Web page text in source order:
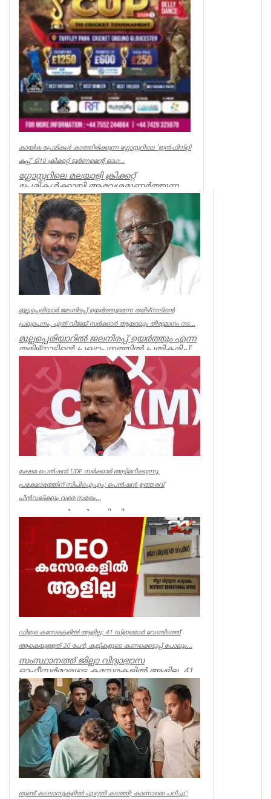
കായിക പ്രേമികള്‍ കാത്തിരിക്കുന്ന ഗ്ലോസ്റ്ററിലെ 'ഇന്‍ഫിനിറ്റി
കപ്പ്' ടി10 ക്രിക്കറ്റ് ടൂര്‍ണമെന്റ് ഓഗ...
ഗ്ലോസ്റ്ററിലെ മലയാളി ക്രിക്കറ്റ്
പ്രേമികള്‍ക്കായി ആവേശമുണര്‍ത്തുന്ന
'ഇന്‍ഫിനിറ്റി കപ്പ് - സീസണ്‍ 3'...
Associations
മുല്ലപ്പെരിയാർ ജലനിരപ്പ് ഉയർത്തുമെന്ന തമിഴ്നാടിന്റെ
പ്രഖ്യാപനം, ഏത് വിജയ് സർക്കാർ ആയാലും തീരുമാനം നട...
മുല്ലപ്പെരിയാറിൽ ജലനിരപ്പ് ഉയർത്തും എന്ന
തമിഴ്നാടിന്റെ പ്രഖ്യാപനത്തിൽ പ്രതികരിച്ച്
മുൻമന്ത്രി എം എം...
Kerala
ക്ഷേമ പെൻഷൻ UDF സർക്കാർ അട്ടിമറിക്കുന്നു,
പ്രക്ഷോഭത്തിന് സിപിഐഎം; പെൻഷൻ ഉത്തരവ്
പിൻവലിക്കും വരെ സമരം...
ക്ഷേമ പെൻഷൻ അട്ടിമറിക്കാനുള്ള ബോധ
പൂർവമായ ശ്രമമാണ് യു ഡി എഫ് സർക്കാർ
നടത്തുന്നതെന്ന് സിപിഐഎം സംസ്ഥാ...
Kerala
ഡിഇഒ കസേരകളില്‍ ആളില്ല; 41 ഡിഇഒമാര്‍ വേണ്ടിടത്ത്
ആകെയുള്ളത് 20 പേര്‍; കുട്ടികളുടെ കണക്കെടുപ്പ് പോലും...
സംസ്ഥാനത്ത് ജില്ലാ വിദ്യാഭ്യാസ
ഓഫീസര്‍മാരുടെ കസേരകളില്‍ ആളില്ല. 41
ഡിഇഒമാരില്‍ നിലവില്‍ ഉള്ളത് 20 പ...
Kerala
തുണ്ട് കടലാസുകളില്‍ എഴുതി കടത്തി; കാണാതെ പഠിച്ചു’;